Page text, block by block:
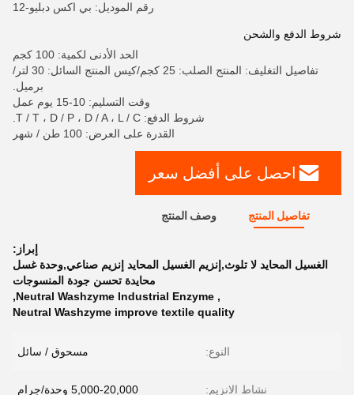
رقم الموديل: بي اكس دبليو-12
شروط الدفع والشحن
الحد الأدنى لكمية: 100 كجم
تفاصيل التغليف: المنتج الصلب: 25 كجم/كيس المنتج السائل: 30 لتر/
برميل.
وقت التسليم: 10-15 يوم عمل
شروط الدفع: T / T ، D / P ، D / A ، L / C.
القدرة على العرض: 100 طن / شهر
احصل على أفضل سعر
تفاصيل المنتج وصف المنتج
إبراز:
الغسيل المحايد لا تلوث,إنزيم الغسيل المحايد إنزيم صناعي,وحدة غسل
محايدة تحسن جودة المنسوجات
,
Neutral Washzyme Industrial Enzyme
,
Neutral Washzyme improve textile quality
النوع: مسحوق / سائل
نشاط الانزيم: 5,000-20,000 وحدة/جرام